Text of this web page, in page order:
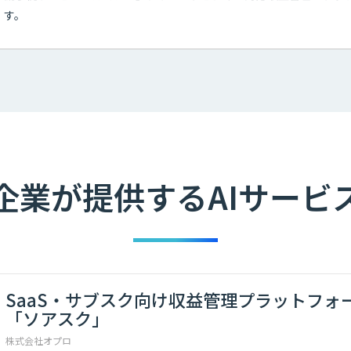
す。
業が提供するAIサービ
SaaS・サブスク向け収益管理プラットフォ
「ソアスク」
株式会社オプロ